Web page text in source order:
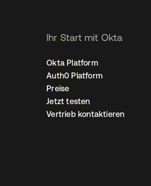
Ihr Start mit Okta
Okta Platform
Auth0 Platform
Preise
Jetzt testen
Vertrieb kontaktieren